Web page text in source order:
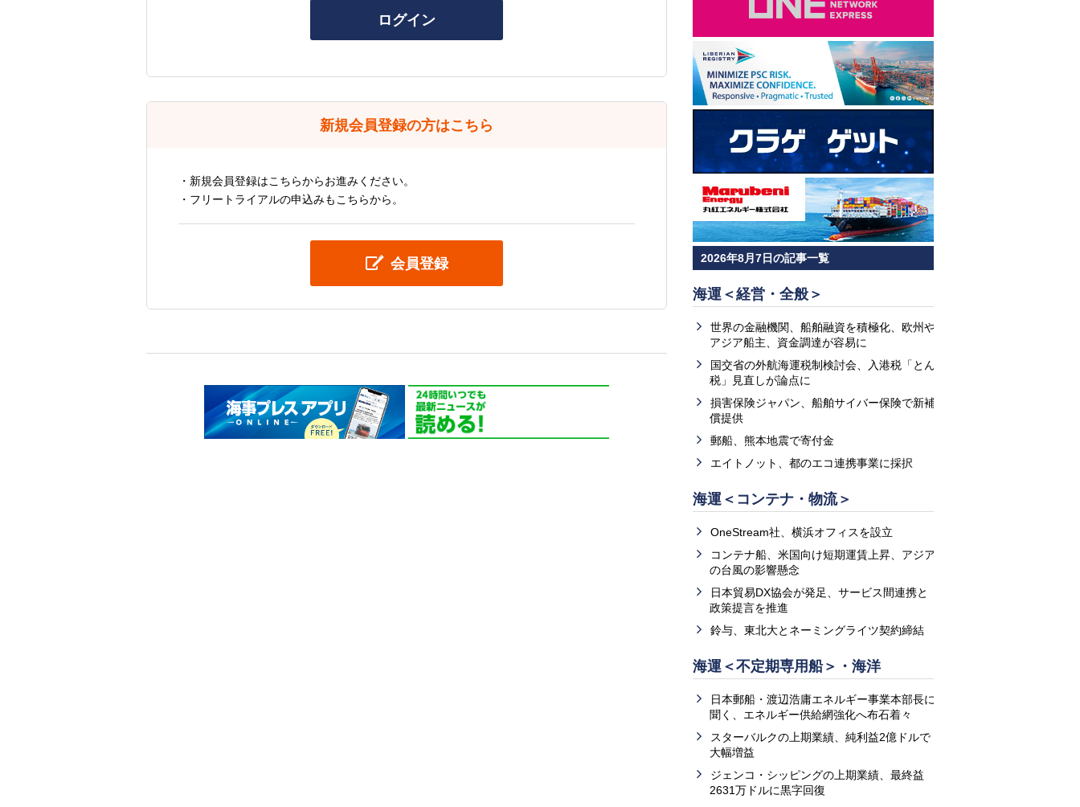
ログイン
新規会員登録の方はこちら
・新規会員登録はこちらからお進みください。
・フリートライアルの申込みもこちらから。
会員登録 2026年8月7日の記事一覧
海運＜経営・全般＞
世界の金融機関、船舶融資を積極化、欧州や
アジア船主、資金調達が容易に
国交省の外航海運税制検討会、入港税「とん
税」見直しが論点に
損害保険ジャパン、船舶サイバー保険で新補
償提供
郵船、熊本地震で寄付金
エイトノット、都のエコ連携事業に採択
海運＜コンテナ・物流＞
OneStream社、横浜オフィスを設立
コンテナ船、米国向け短期運賃上昇、アジア
の台風の影響懸念
日本貿易DX協会が発足、サービス間連携と
政策提言を推進
鈴与、東北大とネーミングライツ契約締結
海運＜不定期専用船＞・海洋
日本郵船・渡辺浩庸エネルギー事業本部長に
聞く、エネルギー供給網強化へ布石着々
スターバルクの上期業績、純利益2億ドルで
大幅増益
ジェンコ・シッピングの上期業績、最終益
2631万ドルに黒字回復